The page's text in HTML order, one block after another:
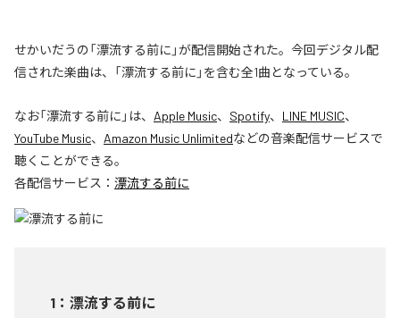
せかいだうの「漂流する前に」が配信開始された。今回デジタル配
信された楽曲は、「漂流する前に」を含む全1曲となっている。
なお「漂流する前に 」は、 Apple Music、 Spotify、 LINE MUSIC、
YouTube Music、 Amazon Music Unlimitedなどの音楽配信サービスで
聴くことができる。
各配信サービス： 漂流する前に
1 ： 漂流する前に